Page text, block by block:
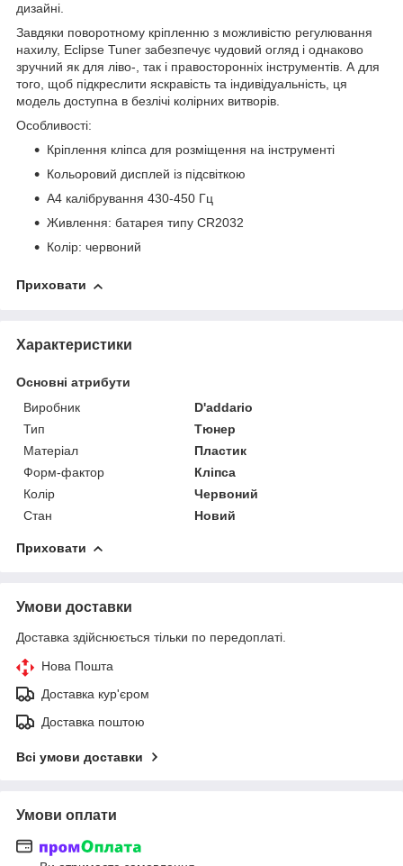
дизайні.
Завдяки поворотному кріпленню з можливістю регулювання
нахилу, Eclipse Tuner забезпечує чудовий огляд і однаково
зручний як для ліво-, так і правосторонніх інструментів. А для
того, щоб підкреслити яскравість та індивідуальність, ця
модель доступна в безлічі колірних витворів.
Особливості:
Кріплення кліпса для розміщення на інструменті
Кольоровий дисплей із підсвіткою
А4 калібрування 430-450 Гц
Живлення: батарея типу CR2032
Колір: червоний
Приховати
Характеристики
Основні атрибути
Виробник
D'addario
Тип
Тюнер
Матеріал
Пластик
Форм-фактор
Кліпса
Колір
Червоний
Стан
Новий
Приховати
Умови доставки
Доставка здійснюється тільки по передоплаті.
Нова Пошта
Доставка кур'єром
Доставка поштою
Всі умови доставки
Умови оплати